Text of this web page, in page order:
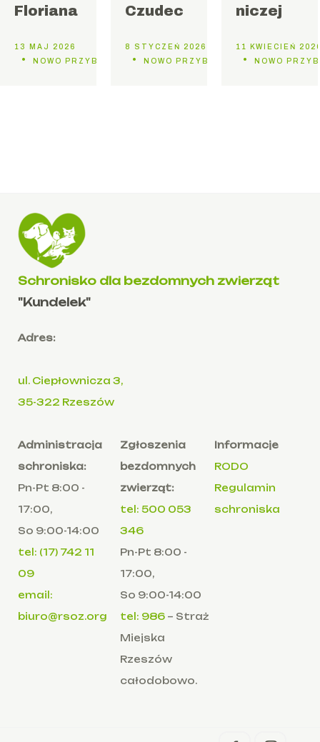
Floriana
13 MAJ 2026
NOWO PRZYBYŁE DO SCHRONISKA
Czudec
8 STYCZEŃ 2026
NOWO PRZYBYŁE DO SCHRONISKA
niczej
11 KWIECIEŃ
NOWO
Schronisko dla bezdomnych zwierząt
"Kundelek"
Adres:
ul. Ciepłownicza 3,
35-322 Rzeszów
Administracja
schroniska:
Pn-Pt 8:00 -
17:00,
So 9:00-14:00
tel: (17) 742 11
09
email:
biuro@rsoz.org
Zgłoszenia
bezdomnych
zwierząt:
tel: 500 053
346
Pn-Pt 8:00 -
17:00,
So 9:00-14:00
tel: 986– Straż
Miejska
Rzeszów
całodobowo.
Informacje
RODO
Regulamin
schroniska